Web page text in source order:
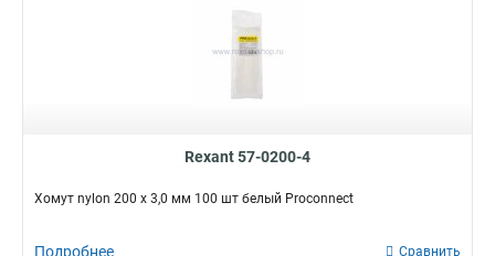
Rexant 57-0200-4
Хомут nylon 200 х 3,0 мм 100 шт белый Proconnect
Подробнее Сравнить